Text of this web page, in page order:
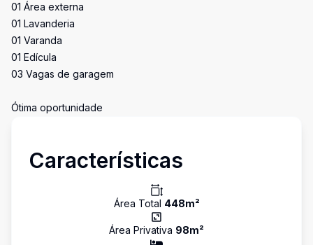
01 Área externa
01 Lavanderia
01 Varanda
01 Edícula
03 Vagas de garagem
Ótima oportunidade
Características
Área Total 448m²
Área Privativa 98m²